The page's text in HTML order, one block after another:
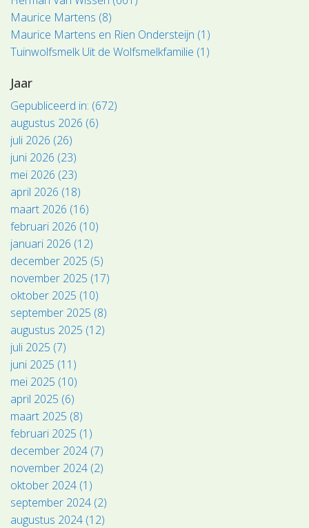
Maurice Martens (8)
Maurice Martens en Rien Ondersteijn (1)
Tuinwolfsmelk Uit de Wolfsmelkfamilie (1)
Jaar
Gepubliceerd in: (672)
augustus 2026 (6)
juli 2026 (26)
juni 2026 (23)
mei 2026 (23)
april 2026 (18)
maart 2026 (16)
februari 2026 (10)
januari 2026 (12)
december 2025 (5)
november 2025 (17)
oktober 2025 (10)
september 2025 (8)
augustus 2025 (12)
juli 2025 (7)
juni 2025 (11)
mei 2025 (10)
april 2025 (6)
maart 2025 (8)
februari 2025 (1)
december 2024 (7)
november 2024 (2)
oktober 2024 (1)
september 2024 (2)
augustus 2024 (12)